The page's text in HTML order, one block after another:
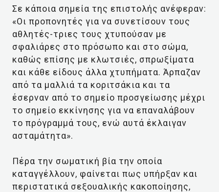
Σε κάποια σημεία της επιστολής ανέφεραν:
«Οι προπονητές για να συνετίσουν τους
αθλητές-τριες τους χτυπούσαν με
σφαλιάρες στο πρόσωπο και στο σώμα,
καθώς επίσης με κλωτσιές, σπρωξίματα
και κάθε είδους άλλα χτυπήματα. Άρπαζαν
από τα μαλλιά τα κοριτσάκια και τα
έσερναν από το σημείο προσγείωσης μέχρι
το σημείο εκκίνησης για να επαναλάβουν
το πρόγραμμά τους, ενώ αυτά έκλαιγαν
ασταμάτητα».
Πέρα την σωματική βία την οποία
καταγγέλλουν, φαίνεται πως υπήρξαν και
περιστατικά σεξουαλικής κακοποίησης,